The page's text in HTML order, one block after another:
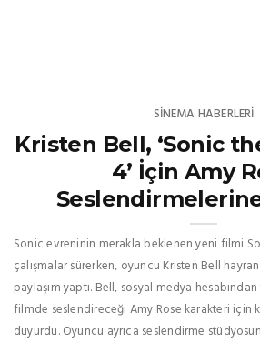
SINEMA HABERLERI
Kristen Bell, ‘Sonic
4’ İçin Amy
Sonic evreninin merakla beklenen yeni filmi
çalışmalar sürerken, oyuncu Kristen Bell
paylaşım yaptı. Bell, sosyal medya hesabından
filmde seslendireceği Amy Rose karakteri için
duyurdu. Oyuncu ayrıca seslendirme